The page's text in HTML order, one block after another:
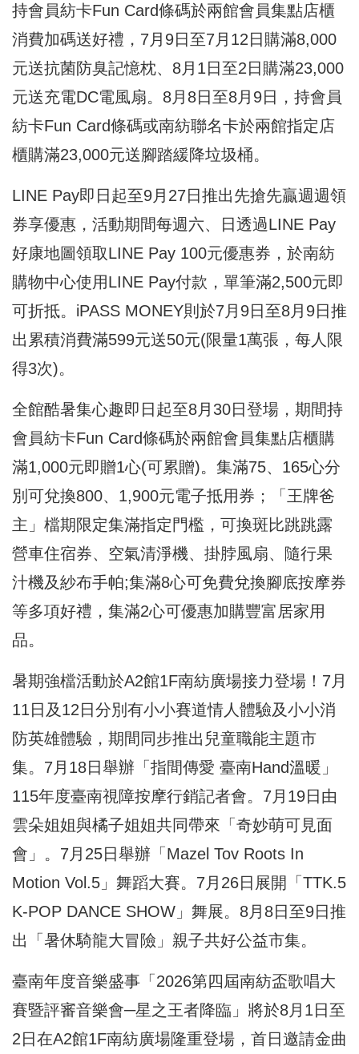
持會員紡卡Fun Card條碼於兩館會員集點店櫃
消費加碼送好禮，7月9日至7月12日購滿8,000
元送抗菌防臭記憶枕、8月1日至2日購滿23,000
元送充電DC電風扇。8月8日至8月9日，持會員
紡卡Fun Card條碼或南紡聯名卡於兩館指定店
櫃購滿23,000元送腳踏緩降垃圾桶。
LINE Pay即日起至9月27日推出先搶先贏週週領
券享優惠，活動期間每週六、日透過LINE Pay
好康地圖領取LINE Pay 100元優惠券，於南紡
購物中心使用LINE Pay付款，單筆滿2,500元即
可折抵。iPASS MONEY則於7月9日至8月9日推
出累積消費滿599元送50元(限量1萬張，每人限
得3次)。
全館酷暑集心趣即日起至8月30日登場，期間持
會員紡卡Fun Card條碼於兩館會員集點店櫃購
滿1,000元即贈1心(可累贈)。集滿75、165心分
別可兌換800、1,900元電子抵用券；「王牌爸
主」檔期限定集滿指定門檻，可換斑比跳跳露
營車住宿券、空氣清淨機、掛脖風扇、隨行果
汁機及紗布手帕;集滿8心可免費兌換腳底按摩券
等多項好禮，集滿2心可優惠加購豐富居家用
品。
暑期強檔活動於A2館1F南紡廣場接力登場！7月
11日及12日分別有小小賽道情人體驗及小小消
防英雄體驗，期間同步推出兒童職能主題市
集。7月18日舉辦「指間傳愛 臺南Hand溫暖」
115年度臺南視障按摩行銷記者會。7月19日由
雲朵姐姐與橘子姐姐共同帶來「奇妙萌可見面
會」。7月25日舉辦「Mazel Tov Roots In
Motion Vol.5」舞蹈大賽。7月26日展開「TTK.5
K-POP DANCE SHOW」舞展。8月8日至9日推
出「暑休騎龍大冒險」親子共好公益市集。
臺南年度音樂盛事「2026第四屆南紡盃歌唱大
賽暨評審音樂會─星之王者降臨」將於8月1日至
2日在A2館1F南紡廣場隆重登場，首日邀請金曲